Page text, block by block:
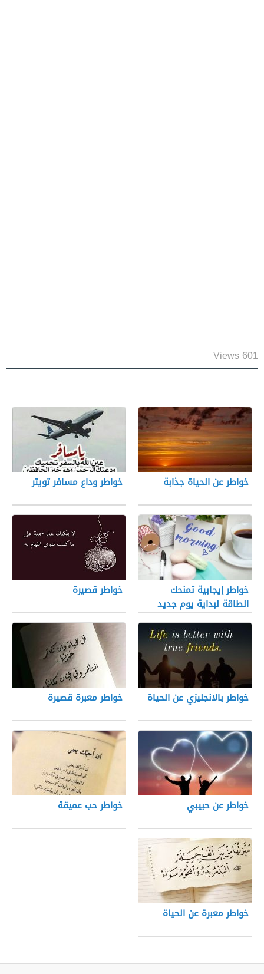
601 Views
خواطر عن الحياة جذابة خواطر وداع مسافر تويتر
خواطر إيجابية تمنحك
الطاقة لبداية يوم جديد
خواطر قصيرة
خواطر بالانجليزي عن الحياة خواطر معبرة قصيرة
خواطر عن حبيبي خواطر حب عميقة
خواطر معبرة عن الحياة